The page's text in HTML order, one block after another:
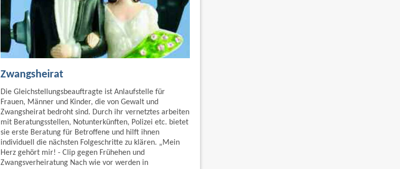
Zwangsheirat
Die Gleichstellungsbeauftragte ist Anlaufstelle für
Frauen, Männer und Kinder, die von Gewalt und
Zwangsheirat bedroht sind. Durch ihr vernetztes arbeiten
mit Beratungsstellen, Notunterkünften, Polizei etc. bietet
sie erste Beratung für Betroffene und hilft ihnen
individuell die nächsten Folgeschritte zu klären. „Mein
Herz gehört mir! - Clip gegen Frühehen und
Zwangsverheiratung Nach wie vor werden in